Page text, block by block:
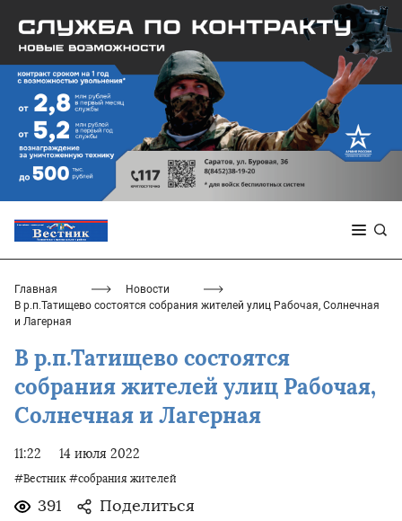
Главная
Новости
В р.п.Татищево состоятся собрания жителей улиц Рабочая, Солнечная
и Лагерная
В р.п.Татищево состоятся
собрания жителей улиц Рабочая,
Солнечная и Лагерная
11:22 14 июля 2022
#Вестник #собрания жителей
391 Поделиться